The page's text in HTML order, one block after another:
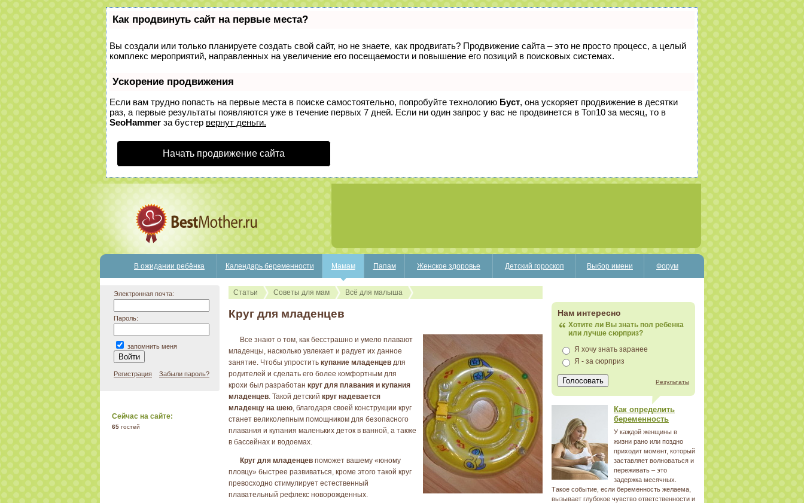
Как продвинуть сайт на первые места?
Вы создали или только планируете создать свой сайт, но не знаете, как продвигать? Продвижение сайта – это не просто процесс, а целый
комплекс мероприятий, направленных на увеличение его посещаемости и повышение его позиций в поисковых системах.
Ускорение продвижения
Если вам трудно попасть на первые места в поиске самостоятельно, попробуйте технологию Буст, она ускоряет продвижение в десятки
раз, а первые результаты появляются уже в течение первых 7 дней. Если ни один запрос у вас не продвинется в Топ10 за месяц, то в
SeoHammer за бустер вернут деньги.
Начать продвижение сайта
В ожидании ребёнка Календарь беременности Мамам Папам Женское здоровье Детский гороскоп Выбор имени Форум
Электронная почта:
Пароль:
запомнить меня
Регистрация Забыли пароль?
Сейчас на сайте:
65 гостей
Статьи Советы для мам Всё для малыша
Круг для младенцев
Все знают о том, как бесстрашно и умело плавают
младенцы, насколько увлекает и радует их данное
занятие. Чтобы упростить купание младенцев для
родителей и сделать его более комфортным для
крохи был разработан круг для плавания и купания
младенцев. Такой детский круг надевается
младенцу на шею, благодаря своей конструкции круг
станет великолепным помощником для безопасного
плавания и купания маленьких деток в ванной, а также
в бассейнах и водоемах.
Круг для младенцев поможет вашему «юному
пловцу» быстрее развиваться, кроме этого такой круг
превосходно стимулирует естественный
плавательный рефлекс новорожденных.
Нам интересно
Хотите ли Вы знать пол ребенка
или лучше сюрприз?
Я хочу знать заранее
Я - за сюрприз
Результаты
Как определить
беременность
У каждой женщины в
жизни рано или поздно
приходит момент, который
заставляет волноваться и
переживать – это
задержка месячных.
Такое событие, если беременность желаема,
вызывает глубокое чувство ответственности и